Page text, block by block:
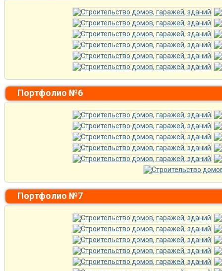
Портфолио №6
Портфолио №7